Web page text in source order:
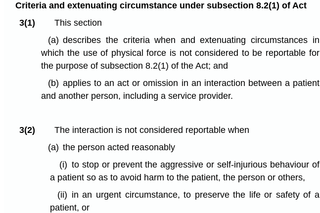
Criteria and extenuating circumstance under subsection 8.2(1) of Act
3(1)
This section
(a) describes the criteria when and extenuating circumstances in
which the use of physical force is not considered to be reportable for
the purpose of subsection 8.2(1) of the Act; and
(b) applies to an act or omission in an interaction between a patient
and another person, including a service provider.
3(2)
The interaction is not considered reportable when
(a) the person acted reasonably
(i) to stop or prevent the aggressive or self-injurious behaviour of
a patient so as to avoid harm to the patient, the person or others,
(ii) in an urgent circumstance, to preserve the life or safety of a
patient, or